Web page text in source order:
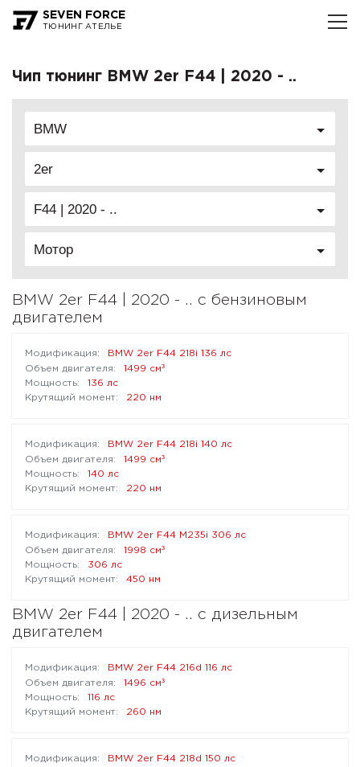
SEVEN FORCE
ТЮНИНГ АТЕЛЬЕ
Чип тюнинг BMW 2er F44 | 2020 - ..
BMW
2er
F44 | 2020 - ..
Мотор
BMW 2er F44 | 2020 - .. с бензиновым
двигателем
BMW 2er F44 218i 136 лс
1499 см³
136 лс
220 нм
BMW 2er F44 218i 140 лс
1499 см³
140 лс
220 нм
BMW 2er F44 M235i 306 лс
1998 см³
306 лс
450 нм
BMW 2er F44 | 2020 - .. с дизельным
двигателем
BMW 2er F44 216d 116 лс
1496 см³
116 лс
260 нм
BMW 2er F44 218d 150 лс